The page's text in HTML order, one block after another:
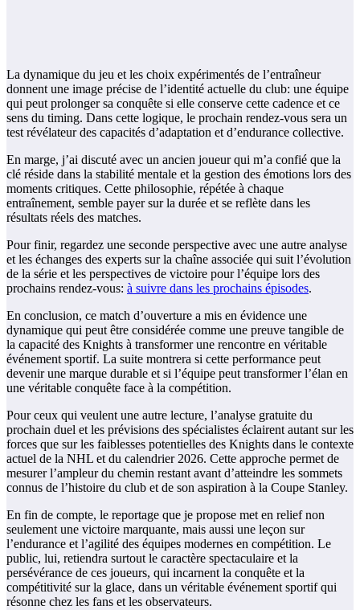
La dynamique du jeu et les choix expérimentés de l’entraîneur
donnent une image précise de l’identité actuelle du club: une équipe
qui peut prolonger sa conquête si elle conserve cette cadence et ce
sens du timing. Dans cette logique, le prochain rendez-vous sera un
test révélateur des capacités d’adaptation et d’endurance collective.
En marge, j’ai discuté avec un ancien joueur qui m’a confié que la
clé réside dans la stabilité mentale et la gestion des émotions lors des
moments critiques. Cette philosophie, répétée à chaque
entraînement, semble payer sur la durée et se reflète dans les
résultats réels des matches.
Pour finir, regardez une seconde perspective avec une autre analyse
et les échanges des experts sur la chaîne associée qui suit l’évolution
de la série et les perspectives de victoire pour l’équipe lors des
prochains rendez-vous: à suivre dans les prochains épisodes.
En conclusion, ce match d’ouverture a mis en évidence une
dynamique qui peut être considérée comme une preuve tangible de
la capacité des Knights à transformer une rencontre en véritable
événement sportif. La suite montrera si cette performance peut
devenir une marque durable et si l’équipe peut transformer l’élan en
une véritable conquête face à la compétition.
Pour ceux qui veulent une autre lecture, l’analyse gratuite du
prochain duel et les prévisions des spécialistes éclairent autant sur les
forces que sur les faiblesses potentielles des Knights dans le contexte
actuel de la NHL et du calendrier 2026. Cette approche permet de
mesurer l’ampleur du chemin restant avant d’atteindre les sommets
connus de l’histoire du club et de son aspiration à la Coupe Stanley.
En fin de compte, le reportage que je propose met en relief non
seulement une victoire marquante, mais aussi une leçon sur
l’endurance et l’agilité des équipes modernes en compétition. Le
public, lui, retiendra surtout le caractère spectaculaire et la
persévérance de ces joueurs, qui incarnent la conquête et la
compétitivité sur la glace, dans un véritable événement sportif qui
résonne chez les fans et les observateurs.